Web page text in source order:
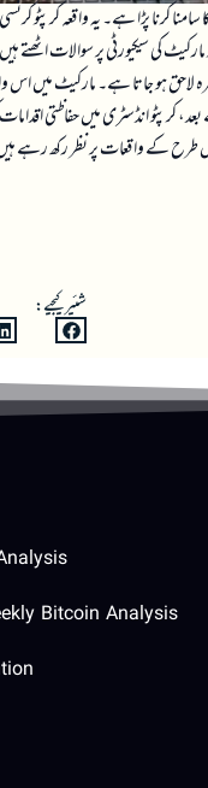
دنیا میں ایک اور برج کو 11 ملین ڈالر کے ہیک کا
کی سیکیورٹی پر سوالات
ہو جاتا ہے۔ مارکیٹ میں اس
انڈسٹری میں حفاظتی
کے واقعات پر نظر رکھ رہے ہیں
شئیر کیجیے:
Bitcoin Analysis